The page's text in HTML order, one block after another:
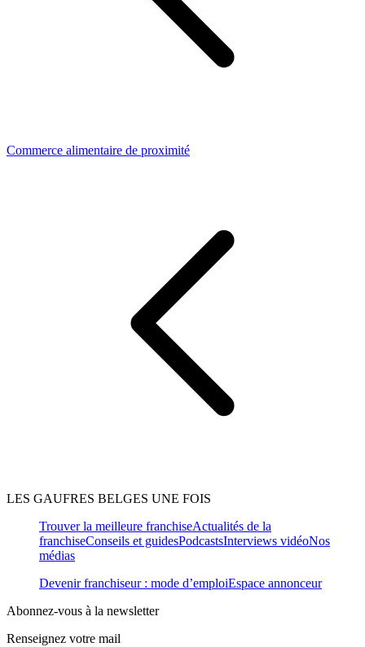
Commerce alimentaire de proximité
LES GAUFRES BELGES UNE FOIS
Trouver la meilleure franchiseActualités de la
franchiseConseils et guidesPodcastsInterviews vidéoNos
médias
Devenir franchiseur : mode d’emploiEspace annonceur
Abonnez-vous à la newsletter
Renseignez votre mail